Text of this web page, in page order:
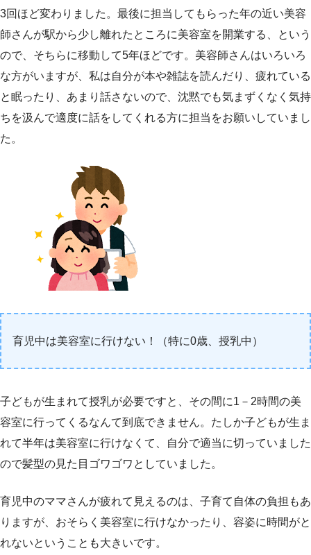
3回ほど変わりました。最後に担当してもらった年の近い美容
師さんが駅から少し離れたところに美容室を開業する、という
ので、そちらに移動して5年ほどです。美容師さんはいろいろ
な方がいますが、私は自分が本や雑誌を読んだり、疲れている
と眠ったり、あまり話さないので、沈黙でも気まずくなく気持
ちを汲んで適度に話をしてくれる方に担当をお願いしていまし
た。
育児中は美容室に行けない！（特に0歳、授乳中）
子どもが生まれて授乳が必要ですと、その間に1－2時間の美
容室に行ってくるなんて到底できません。たしか子どもが生ま
れて半年は美容室に行けなくて、自分で適当に切っていました
ので髪型の見た目ゴワゴワとしていました。
育児中のママさんが疲れて見えるのは、子育て自体の負担もあ
りますが、おそらく美容室に行けなかったり、容姿に時間がと
れないということも大きいです。